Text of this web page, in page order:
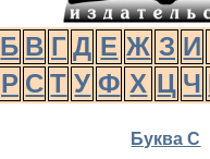
Б В Г Д Е Ж З И
Р С Т У Ф Х Ц Ч
Буква С